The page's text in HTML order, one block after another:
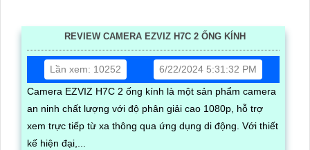
REVIEW CAMERA EZVIZ H7C 2 ỐNG KÍNH
Lần xem: 10252
6/22/2024 5:31:32 PM
Camera EZVIZ H7C 2 ống kính là một sản phẩm camera
an ninh chất lượng với độ phân giải cao 1080p, hỗ trợ
xem trực tiếp từ xa thông qua ứng dụng di động. Với thiết
kế hiện đại,...